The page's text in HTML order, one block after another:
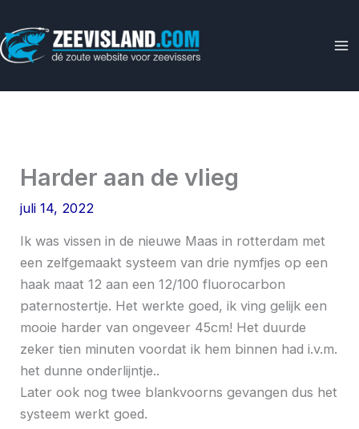
naar
de
Harder aan de vlieg
juli 14, 2022
Ik was vissen in de nieuwe Maas in rotterdam met
een zelfgemaakt systeem van drie nymfjes op een
haak maat 12 aan een 12/100 fluorocarbon
paternostertje. Het werkte goed, ik ving gelijk een
mooie harder van ongeveer 45cm! Het duurde
zeker tien minuten voordat ik hem binnen had i.v.m.
het dunne onderlijntje..
Later ook nog twee blankvoorns gevangen dus het
systeem werkt goed.